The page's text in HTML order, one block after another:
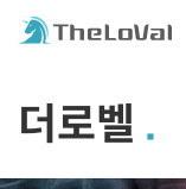
더로벨